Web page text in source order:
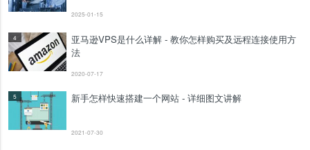
2025-01-15
4
亚马逊VPS是什么详解 - 教你怎样购买及远程连接使用方
法
2020-07-17
5 新手怎样快速搭建一个网站 - 详细图文讲解
2021-07-30